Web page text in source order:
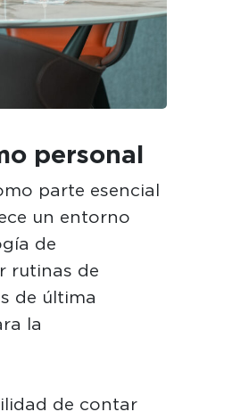
personal
parte esencial
un entorno
de
rutinas de
de última
la
de contar